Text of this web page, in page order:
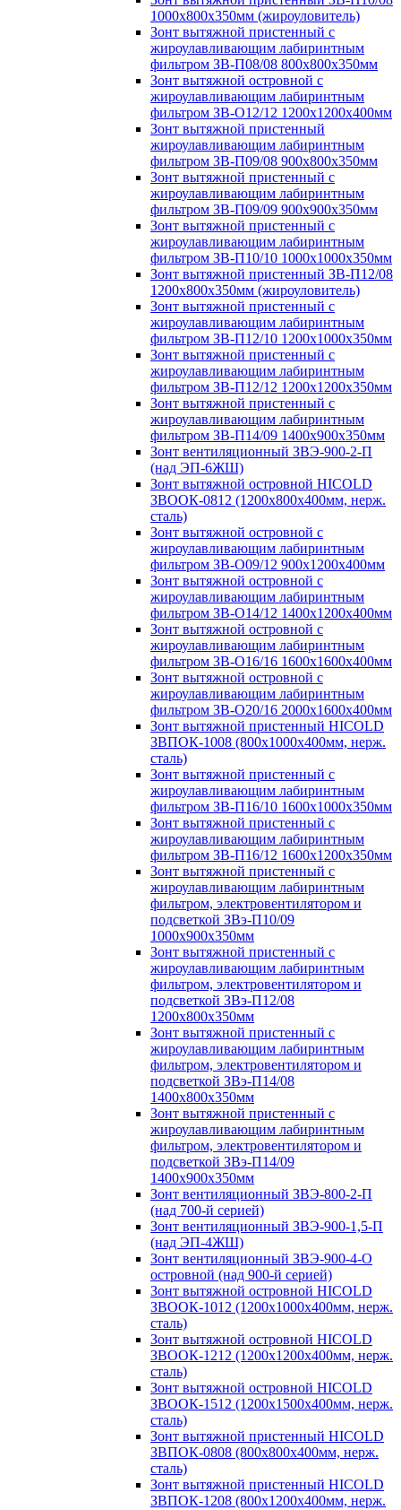
1000х800х350мм (жироуловитель)
Зонт вытяжной пристенный с
жироулавливающим лабиринтным
фильтром ЗВ-П08/08 800х800х350мм
Зонт вытяжной островной с
жироулавливающим лабиринтным
фильтром ЗВ-О12/12 1200х1200х400мм
Зонт вытяжной пристенный
жироулавливающим лабиринтным
фильтром ЗВ-П09/08 900х800х350мм
Зонт вытяжной пристенный с
жироулавливающим лабиринтным
фильтром ЗВ-П09/09 900х900х350мм
Зонт вытяжной пристенный с
жироулавливающим лабиринтным
фильтром ЗВ-П10/10 1000х1000х350мм
Зонт вытяжной пристенный ЗВ-П12/08
1200х800х350мм (жироуловитель)
Зонт вытяжной пристенный с
жироулавливающим лабиринтным
фильтром ЗВ-П12/10 1200х1000х350мм
Зонт вытяжной пристенный с
жироулавливающим лабиринтным
фильтром ЗВ-П12/12 1200х1200х350мм
Зонт вытяжной пристенный с
жироулавливающим лабиринтным
фильтром ЗВ-П14/09 1400х900х350мм
Зонт вентиляционный ЗВЭ-900-2-П
(над ЭП-6ЖШ)
Зонт вытяжной островной HICOLD
ЗВООК-0812 (1200х800x400мм, нерж.
сталь)
Зонт вытяжной островной с
жироулавливающим лабиринтным
фильтром ЗВ-О09/12 900х1200х400мм
Зонт вытяжной островной с
жироулавливающим лабиринтным
фильтром ЗВ-О14/12 1400х1200х400мм
Зонт вытяжной островной с
жироулавливающим лабиринтным
фильтром ЗВ-О16/16 1600х1600х400мм
Зонт вытяжной островной с
жироулавливающим лабиринтным
фильтром ЗВ-О20/16 2000х1600х400мм
Зонт вытяжной пристенный HICOLD
ЗВПОК-1008 (800х1000х400мм, нерж.
сталь)
Зонт вытяжной пристенный с
жироулавливающим лабиринтным
фильтром ЗВ-П16/10 1600х1000х350мм
Зонт вытяжной пристенный с
жироулавливающим лабиринтным
фильтром ЗВ-П16/12 1600х1200х350мм
Зонт вытяжной пристенный с
жироулавливающим лабиринтным
фильтром, электровентилятором и
подсветкой ЗВэ-П10/09
1000х900х350мм
Зонт вытяжной пристенный с
жироулавливающим лабиринтным
фильтром, электровентилятором и
подсветкой ЗВэ-П12/08
1200х800х350мм
Зонт вытяжной пристенный с
жироулавливающим лабиринтным
фильтром, электровентилятором и
подсветкой ЗВэ-П14/08
1400х800х350мм
Зонт вытяжной пристенный с
жироулавливающим лабиринтным
фильтром, электровентилятором и
подсветкой ЗВэ-П14/09
1400х900х350мм
Зонт вентиляционный ЗВЭ-800-2-П
(над 700-й серией)
Зонт вентиляционный ЗВЭ-900-1,5-П
(над ЭП-4ЖШ)
Зонт вентиляционный ЗВЭ-900-4-О
островной (над 900-й серией)
Зонт вытяжной островной HICOLD
ЗВООК-1012 (1200х1000х400мм, нерж.
сталь)
Зонт вытяжной островной HICOLD
ЗВООК-1212 (1200x1200x400мм, нерж.
сталь)
Зонт вытяжной островной HICOLD
ЗВООК-1512 (1200х1500х400мм, нерж.
сталь)
Зонт вытяжной пристенный HICOLD
ЗВПОК-0808 (800х800х400мм, нерж.
сталь)
Зонт вытяжной пристенный HICOLD
ЗВПОК-1208 (800х1200х400мм, нерж.